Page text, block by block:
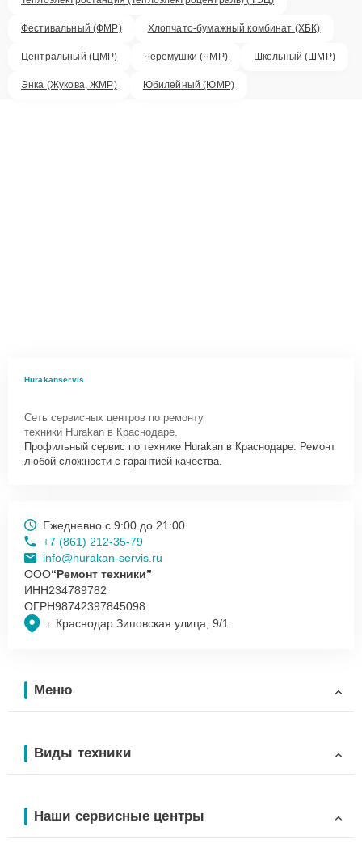
Фестивальный (ФМР) Хлопчато-бумажный комбинат (ХБК)
Центральный (ЦМР) Черемушки (ЧМР) Школьный (ШМР)
Энка (Жукова, ЖМР) Юбилейный (ЮМР)
Hurakanservis
Сеть сервисных центров по ремонту
техники Hurakan в Краснодаре.
Профильный сервис по технике Hurakan в Краснодаре. Ремонт
любой сложности с гарантией качества.
г. Краснодар Зиповская улица, 9/1
Ежедневно с 9:00 до 21:00
+7 (861) 212-35-79
info@hurakan-servis.ru
ООО“Ремонт техники”
ИНН234789782
ОГРН98742397845098
Меню
Виды техники
Наши сервисные центры